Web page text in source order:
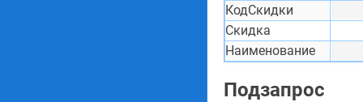
КодСкидки
Скидка
Наименование
Подзапрос